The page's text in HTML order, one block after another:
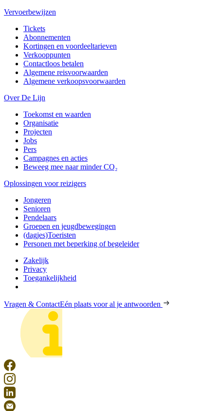
Vervoerbewijzen
Tickets
Abonnementen
Kortingen en voordeeltarieven
Verkooppunten
Contactloos betalen
Algemene reisvoorwaarden
Algemene verkoopsvoorwaarden
Over De Lijn
Toekomst en waarden
Organisatie
Projecten
Jobs
Pers
Campagnes en acties
Beweeg mee naar minder CO₂
Oplossingen voor reizigers
Jongeren
Senioren
Pendelaars
Groepen en jeugdbewegingen
(dagjes)Toeristen
Personen met beperking of begeleider
Zakelijk
Privacy
Toegankelijkheid
Vragen & ContactEén plaats voor al je antwoorden